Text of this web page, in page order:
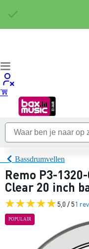
Bassdrumvellen
Remo P3-
Clear 20 inch
5,0 / 51
POPULAIR